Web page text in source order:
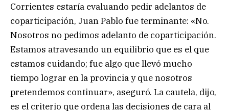
Corrientes estaría evaluando pedir adelantos de
coparticipación, Juan Pablo fue terminante: «No.
Nosotros no pedimos adelanto de coparticipación.
Estamos atravesando un equilibrio que es el que
estamos cuidando; fue algo que llevó mucho
tiempo lograr en la provincia y que nosotros
pretendemos continuar», aseguró. La cautela, dijo,
es el criterio que ordena las decisiones de cara al